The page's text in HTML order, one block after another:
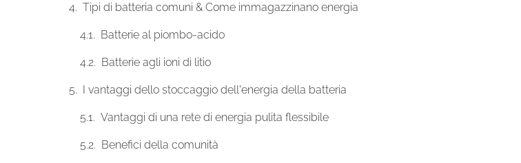
Tipi di batteria comuni & Come immagazzinano energia
Batterie al piombo-acido
Batterie agli ioni di litio
I vantaggi dello stoccaggio dell'energia della batteria
Vantaggi di una rete di energia pulita flessibile
Benefici della comunità